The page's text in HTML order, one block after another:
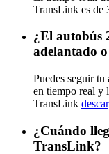
TransLink es de
¿El autobús
adelantado
Puedes seguir tu
en tiempo real y
TransLink
¿Cuándo
TransLink?